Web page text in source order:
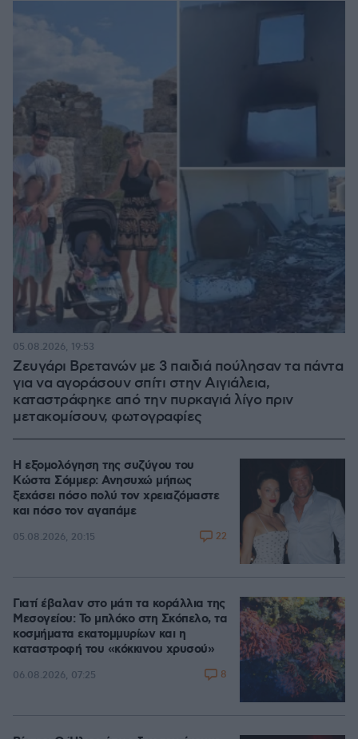
Ζευγάρι Βρετανών με 3 παιδιά πούλησαν τα πάντα
για να αγοράσουν σπίτι στην Αιγιάλεια,
καταστράφηκε από την πυρκαγιά λίγο πριν
μετακομίσουν, φωτογραφίες
05.08.2026, 19:53
Η εξομολόγηση της συζύγου του
Κώστα Σόμμερ: Ανησυχώ μήπως
ξεχάσει πόσο πολύ τον χρειαζόμαστε
και πόσο τον αγαπάμε
05.08.2026, 20:15 22
Γιατί έβαλαν στο μάτι τα κοράλλια της
Μεσογείου: Το μπλόκο στη Σκόπελο, τα
κοσμήματα εκατομμυρίων και η
καταστροφή του «κόκκινου χρυσού»
06.08.2026, 07:25 8